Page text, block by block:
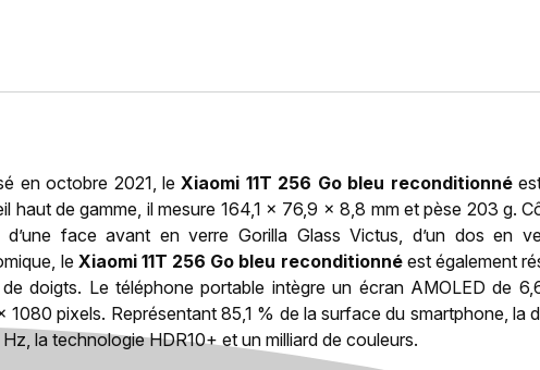
en octobre 2021, leXiaomi 11T 256 Go bleu reconditionné
haut de gamme, il mesure 164,1 x 76,9 x 8,8 mm et pèse 203 g.
d’une face avant en verre Gorilla Glass Victus, d’un dos en
le Xiaomi 11T 256 Go bleu reconditionnéest également
doigts. Le téléphone portable intègre un écran AMOLED de
1080 pixels. Représentant 85,1 % de la surface du smartphone, la
Hz, la technologie HDR10+ et un milliard de couleurs.